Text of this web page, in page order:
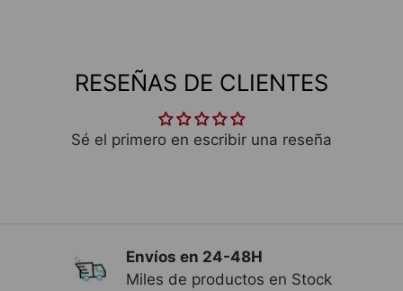
RESEÑAS DE CLIENTES
Sé el primero en escribir una reseña
Envíos en 24-48H
Miles de productos en Stock